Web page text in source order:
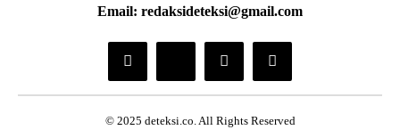
Email: redaksideteksi@gmail.com
© 2025 deteksi.co. All Rights Reserved